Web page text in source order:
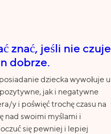
znać, jeśli nie czuje
dobrze.
dziecka wywołuje u
jak i negatywne
y i poświęć trochę czasu na
nad swoimi myślami i
się pewniej i lepiej